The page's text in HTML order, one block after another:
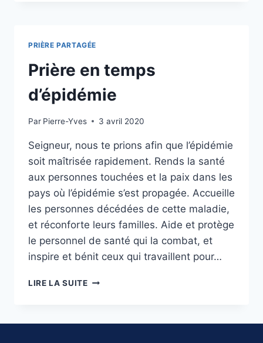
PRIÈRE PARTAGÉE
Prière en temps
d’épidémie
Par Pierre-Yves 3 avril 2020
Seigneur, nous te prions afin que l’épidémie
soit maîtrisée rapidement. Rends la santé
aux personnes touchées et la paix dans les
pays où l’épidémie s’est propagée. Accueille
les personnes décédées de cette maladie,
et réconforte leurs familles. Aide et protège
le personnel de santé qui la combat, et
inspire et bénit ceux qui travaillent pour…
LIRE LA SUITEPRIÈRE